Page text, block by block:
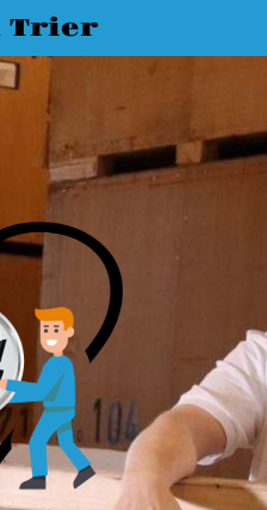
Trier